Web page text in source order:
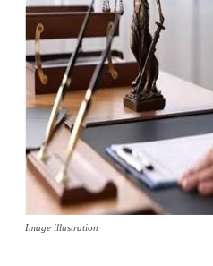
Image illustration